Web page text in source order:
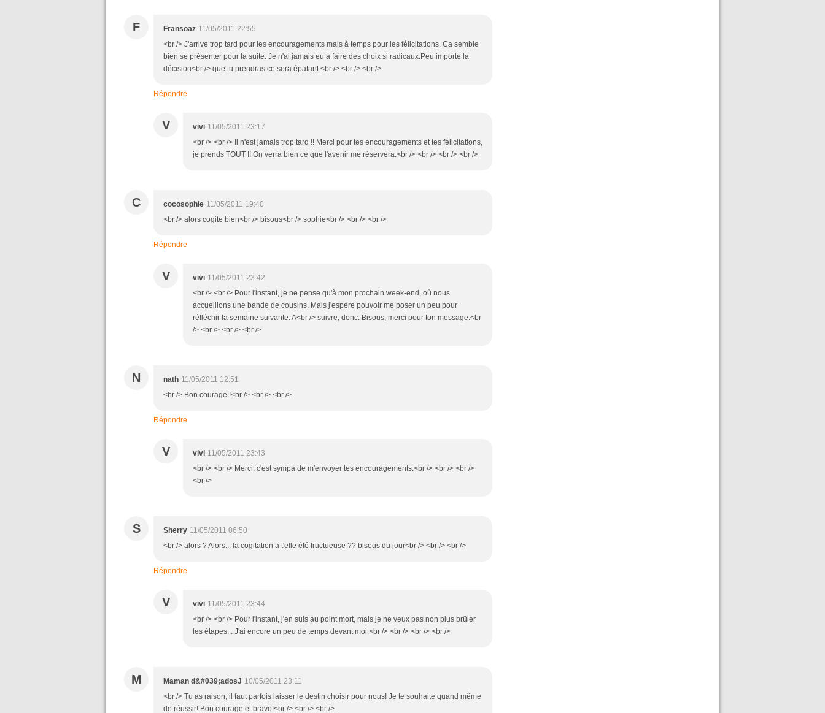
F Fransoaz 11/05/2011 22:55
<br /> J'arrive trop tard pour les encouragements mais à temps pour les félicitations. Ca semble
bien se présenter pour la suite. Je n'ai jamais eu à faire des choix si radicaux.Peu importe la
décision<br /> que tu prendras ce sera épatant.<br /> <br /> <br />
Répondre
V vivi 11/05/2011 23:17
<br /> <br /> Il n'est jamais trop tard !! Merci pour tes encouragements et tes félicitations,
je prends TOUT !! On verra bien ce que l'avenir me réservera.<br /> <br /> <br /> <br />
C cocosophie 11/05/2011 19:40
<br /> alors cogite bien<br /> bisous<br /> sophie<br /> <br /> <br />
Répondre
V vivi 11/05/2011 23:42
<br /> <br /> Pour l'instant, je ne pense qu'à mon prochain week-end, où nous
accueillons une bande de cousins. Mais j'espère pouvoir me poser un peu pour
réfléchir la semaine suivante. A<br /> suivre, donc. Bisous, merci pour ton message.<br
/> <br /> <br /> <br />
N nath 11/05/2011 12:51
<br /> Bon courage !<br /> <br /> <br />
Répondre
V vivi 11/05/2011 23:43
<br /> <br /> Merci, c'est sympa de m'envoyer tes encouragements.<br /> <br /> <br />
<br />
S Sherry 11/05/2011 06:50
<br /> alors ? Alors... la cogitation a t'elle été fructueuse ?? bisous du jour<br /> <br /> <br />
Répondre
V vivi 11/05/2011 23:44
<br /> <br /> Pour l'instant, j'en suis au point mort, mais je ne veux pas non plus brûler
les étapes... J'ai encore un peu de temps devant moi.<br /> <br /> <br /> <br />
M Maman d&#039;adosJ 10/05/2011 23:11
<br /> Tu as raison, il faut parfois laisser le destin choisir pour nous! Je te souhaite quand même
de réussir! Bon courage et bravo!<br /> <br /> <br />